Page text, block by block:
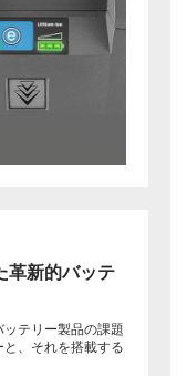
革新的バッテ
テリー製品の課題
、それを搭載する